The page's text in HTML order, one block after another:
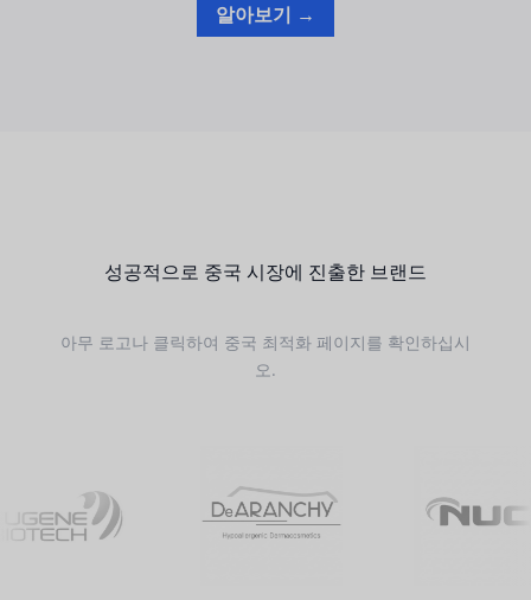
알아보기 →
성공적으로 중국 시장에 진출한 브랜드
아무 로고나 클릭하여 중국 최적화 페이지를 확인하십시
오.